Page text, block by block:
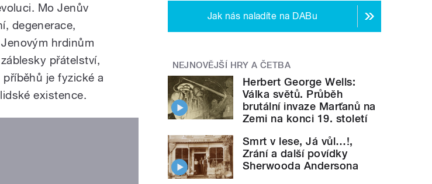
Mo Jenův
degenerace,
hrdinům
přátelství,
je fyzické a
existence.
Jak nás naladíte na DABu
NEJNOVĚJŠÍ HRY A ČETBA
Herbert George Wells:
Válka světů. Průběh
brutální invaze Marťanů na
Zemi na konci 19. století
Smrt v lese, Já vůl…!,
Zrání a další povídky
Sherwooda Andersona